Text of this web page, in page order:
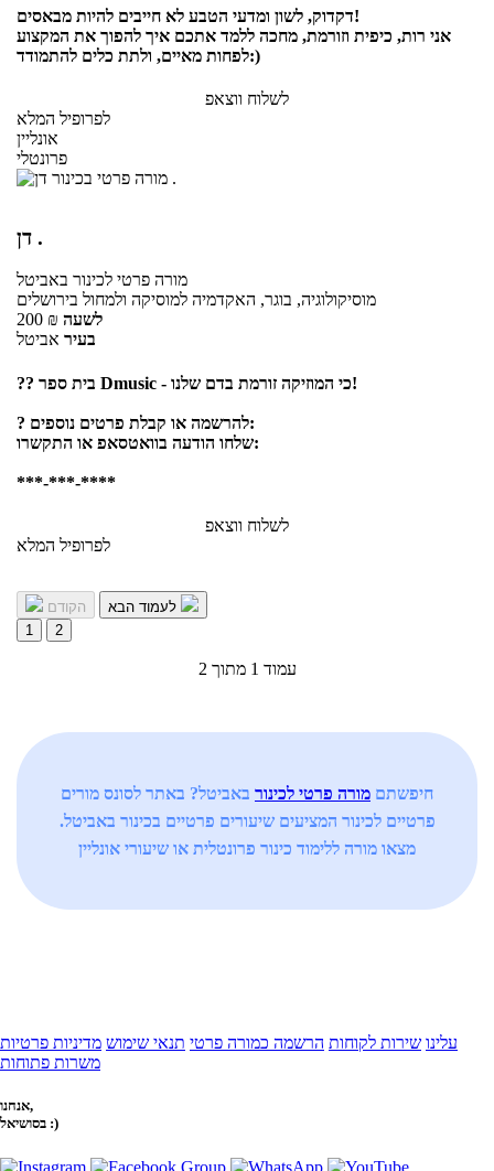
דקדוק, לשון ומדעי הטבע לא חייבים להיות מבאסים!
אני רות, כיפית וזורמת, מחכה ללמד אתכם איך להפוך את המקצוע
לפחות מאיים, ולתת כלים להתמודד:)
לשלוח ווצאפ
לפרופיל המלא
אונליין
פרונטלי
דן .
מורה פרטי לכינור באביטל
מוסיקולוגיה, בוגר, האקדמיה למוסיקה ולמחול בירושלים
200 ₪ לשעה
בעיר אביטל
?‍? בית ספר Dmusic - כי המוזיקה זורמת בדם שלנו!
? להרשמה או קבלת פרטים נוספים:
שלחו הודעה בוואטסאפ או התקשרו:
***-***-****
לשלוח ווצאפ
לפרופיל המלא
הקודם
1
2
עמוד 1 מתוך 2
חיפשתם מורה פרטי לכינור באביטל? באתר לסונס מורים
פרטיים לכינור המציעים שיעורים פרטיים בכינור באביטל.
מצאו מורה ללימוד כינור פרונטלית או שיעורי אונליין
עלינו שירות לקוחות הרשמה כמורה פרטי תנאי שימוש מדיניות פרטיות
משרות פתוחות
אנחנו,
בסושיאל :)